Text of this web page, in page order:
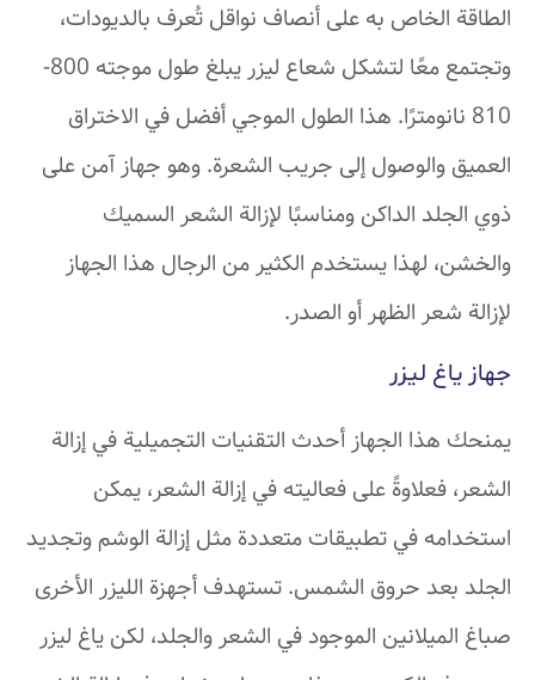
الطاقة الخاص به على أنصاف نواقل تُعرف بالديودات،
وتجتمع معًا لتشكل شعاع ليزر يبلغ طول موجته 800-
810 نانومترًا. هذا الطول الموجي أفضل في الاختراق
العميق والوصول إلى جريب الشعرة. وهو جهاز آمن على
ذوي الجلد الداكن ومناسبًا لإزالة الشعر السميك
والخشن، لهذا يستخدم الكثير من الرجال هذا الجهاز
لإزالة شعر الظهر أو الصدر.
جهاز ياغ ليزر
يمنحك هذا الجهاز أحدث التقنيات التجميلية في إزالة
الشعر، فعلاوةً على فعاليته في إزالة الشعر، يمكن
استخدامه في تطبيقات متعددة مثل إزالة الوشم وتجديد
الجلد بعد حروق الشمس. تستهدف أجهزة الليزر الأخرى
صباغ الميلانين الموجود في الشعر والجلد، لكن ياغ ليزر